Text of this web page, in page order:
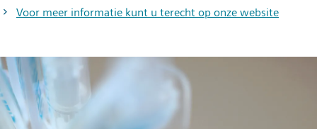
Voor meer informatie kunt u terecht op onze website